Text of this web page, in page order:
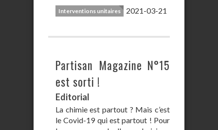
Interventions unitaires 2021-03-21
Partisan Magazine N°15
est sorti !
Editorial
La chimie est partout ? Mais c’est
le Covid-19 qui est partout ! Pour